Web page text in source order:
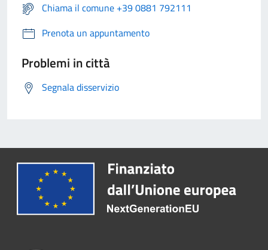
Chiama il comune +39 0881 792111
Prenota un appuntamento
Problemi in città
Segnala disservizio